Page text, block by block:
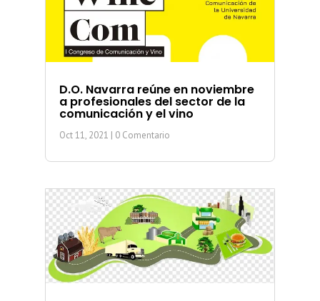
D.O. Navarra reúne en noviembre
a profesionales del sector de la
comunicación y el vino
Oct 11, 2021 | 0 Comentario